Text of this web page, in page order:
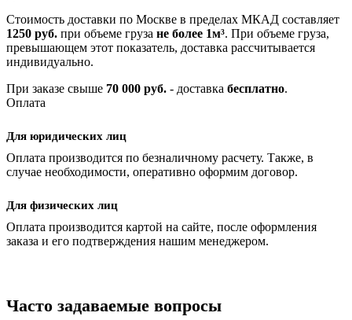
Стоимость доставки по Москве в пределах МКАД составляет
1250 руб. при объеме груза не более 1м³. При объеме груза,
превышающем этот показатель, доставка рассчитывается
индивидуально.
При заказе свыше 70 000 руб. - доставка бесплатно.
Оплата
Для юридических лиц
Оплата производится по безналичному расчету. Также, в
случае необходимости, оперативно оформим договор.
Для физических лиц
Оплата производится картой на сайте, после оформления
заказа и его подтверждения нашим менеджером.
Часто задаваемые вопросы